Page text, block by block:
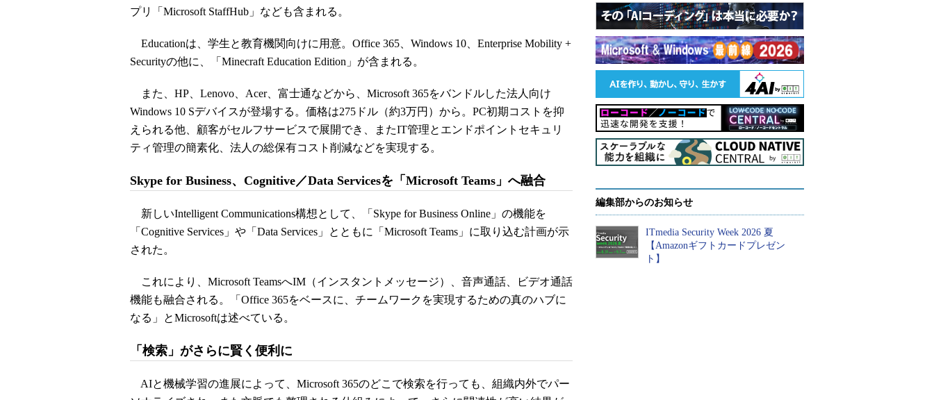
プリ「Microsoft StaffHub」なども含まれる。
Educationは、学生と教育機関向けに用意。Office 365、Windows 10、Enterprise Mobility +
Securityの他に、「Minecraft Education Edition」が含まれる。
また、HP、Lenovo、Acer、富士通などから、Microsoft 365をバンドルした法人向け
Windows 10 Sデバイスが登場する。価格は275ドル（約3万円）から。PC初期コストを抑
えられる他、顧客がセルフサービスで展開でき、またIT管理とエンドポイントセキュリ
ティ管理の簡素化、法人の総保有コスト削減などを実現する。
Skype for Business、Cognitive／Data Servicesを「Microsoft Teams」へ融合
新しいIntelligent Communications構想として、「Skype for Business Online」の機能を
「Cognitive Services」や「Data Services」とともに「Microsoft Teams」に取り込む計画が示
された。
これにより、Microsoft TeamsへIM（インスタントメッセージ）、音声通話、ビデオ通話
機能も融合される。「Office 365をベースに、チームワークを実現するための真のハブに
なる」とMicrosoftは述べている。
「検索」がさらに賢く便利に
AIと機械学習の進展によって、Microsoft 365のどこで検索を行っても、組織内外でパー
編集部からのお知らせ
ITmedia Security Week 2026 夏
【Amazonギフトカードプレゼン
ト】